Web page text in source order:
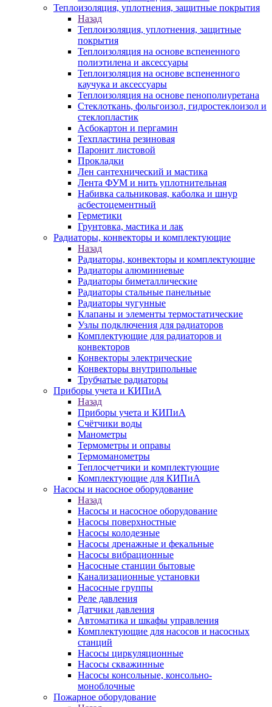
Теплоизоляция, уплотнения, защитные покрытия
Назад
Теплоизоляция, уплотнения, защитные
покрытия
Теплоизоляция на основе вспененного
полиэтилена и аксессуары
Теплоизоляция на основе вспененного
каучука и аксессуары
Теплоизоляция на основе пенополиуретана
Стеклоткань, фольгоизол, гидростеклоизол и
стеклопластик
Асбокартон и пергамин
Техпластина резиновая
Паронит листовой
Прокладки
Лен сантехнический и мастика
Лента ФУМ и нить уплотнительная
Набивка сальниковая, каболка и шнур
асбестоцементный
Герметики
Грунтовка, мастика и лак
Радиаторы, конвекторы и комплектующие
Назад
Радиаторы, конвекторы и комплектующие
Радиаторы алюминиевые
Радиаторы биметаллические
Радиаторы стальные панельные
Радиаторы чугунные
Клапаны и элементы термостатические
Узлы подключения для радиаторов
Комплектующие для радиаторов и
конвекторов
Конвекторы электрические
Конвекторы внутрипольные
Трубчатые радиаторы
Приборы учета и КИПиА
Назад
Приборы учета и КИПиА
Счётчики воды
Манометры
Термометры и оправы
Термоманометры
Теплосчетчики и комплектующие
Комплектующие для КИПиА
Насосы и насосное оборудование
Назад
Насосы и насосное оборудование
Насосы поверхностные
Насосы колодезные
Насосы дренажные и фекальные
Насосы вибрационные
Насосные станции бытовые
Канализационные установки
Насосные группы
Реле давления
Датчики давления
Автоматика и шкафы управления
Комплектующие для насосов и насосных
станций
Насосы циркуляционные
Насосы скважинные
Насосы консольные, консольно-
моноблочные
Пожарное оборудование